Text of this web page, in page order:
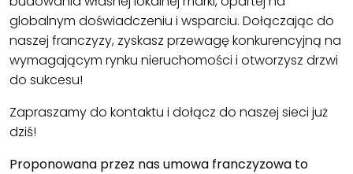
globalnym doświadczeniu i wsparciu. Dołączając do
naszej franczyzy, zyskasz przewagę konkurencyjną na
wymagającym rynku nieruchomości i otworzysz drzwi
do sukcesu!
Zapraszamy do kontaktu i dołącz do naszej sieci już
dziś!
Proponowana przez nas umowa franczyzowa to